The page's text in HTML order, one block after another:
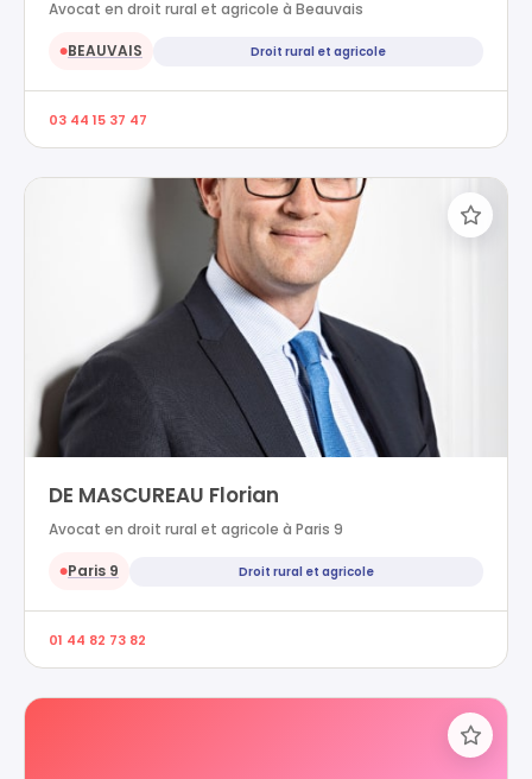
Avocat en droit rural et agricole à Beauvais
●BEAUVAIS Droit rural et agricole
03 44 15 37 47
DE MASCUREAU Florian
Avocat en droit rural et agricole à Paris 9
●Paris 9 Droit rural et agricole
01 44 82 73 82